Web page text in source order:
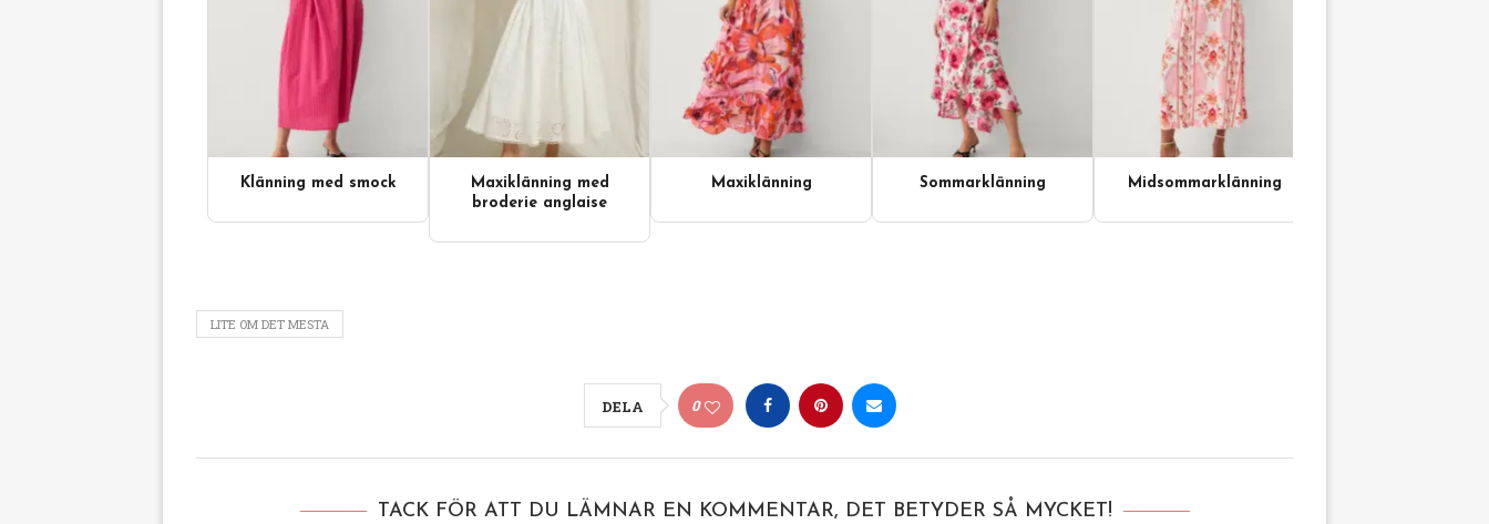
Videoinnehåll
Klänning med smock
Maxiklänning med
broderie anglaise
Maxiklänning Sommarklänning Midsommarklänning
LITE OM DET MESTA
DELA 0
TACK FÖR ATT DU LÄMNAR EN KOMMENTAR, DET BETYDER SÅ MYCKET!